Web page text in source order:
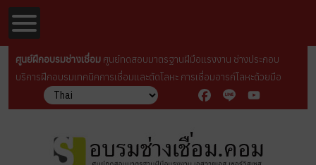
ศูนย์ฝึกอบรมช่างเชื่อม ศูนย์ทดสอบมาตรฐานฝีมือเเรงงาน ช่างประกอบ
บริการฝึกอบรมเทคนิคการเชื่อมเเละตัดโลหะ การเชื่อมอารก์โลหะด้วยมือ
Facebook
Line YouTube